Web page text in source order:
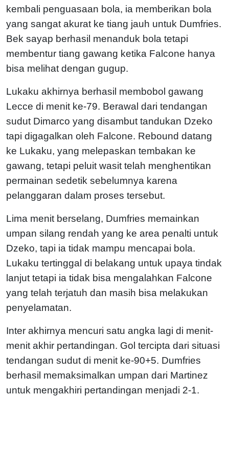
kembali penguasaan bola, ia memberikan bola
yang sangat akurat ke tiang jauh untuk Dumfries.
Bek sayap berhasil menanduk bola tetapi
membentur tiang gawang ketika Falcone hanya
bisa melihat dengan gugup.
Lukaku akhirnya berhasil membobol gawang
Lecce di menit ke-79. Berawal dari tendangan
sudut Dimarco yang disambut tandukan Dzeko
tapi digagalkan oleh Falcone. Rebound datang
ke Lukaku, yang melepaskan tembakan ke
gawang, tetapi peluit wasit telah menghentikan
permainan sedetik sebelumnya karena
pelanggaran dalam proses tersebut.
Lima menit berselang, Dumfries memainkan
umpan silang rendah yang ke area penalti untuk
Dzeko, tapi ia tidak mampu mencapai bola.
Lukaku tertinggal di belakang untuk upaya tindak
lanjut tetapi ia tidak bisa mengalahkan Falcone
yang telah terjatuh dan masih bisa melakukan
penyelamatan.
Inter akhirnya mencuri satu angka lagi di menit-
menit akhir pertandingan. Gol tercipta dari situasi
tendangan sudut di menit ke-90+5. Dumfries
berhasil memaksimalkan umpan dari Martinez
untuk mengakhiri pertandingan menjadi 2-1.